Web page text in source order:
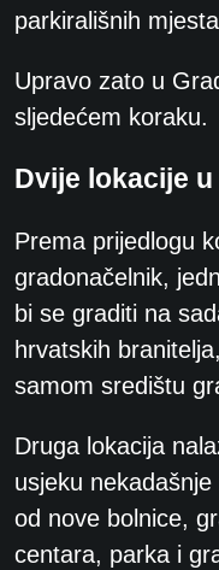
parkirališnih
Upravo zato u
sljedećem koraku.
Dvije lokacije
Prema prijedlogu
gradonačelnik,
bi se graditi na
hrvatskih
samom središtu
Druga lokacija
usjeku
od nove bolnice,
centara, parka i